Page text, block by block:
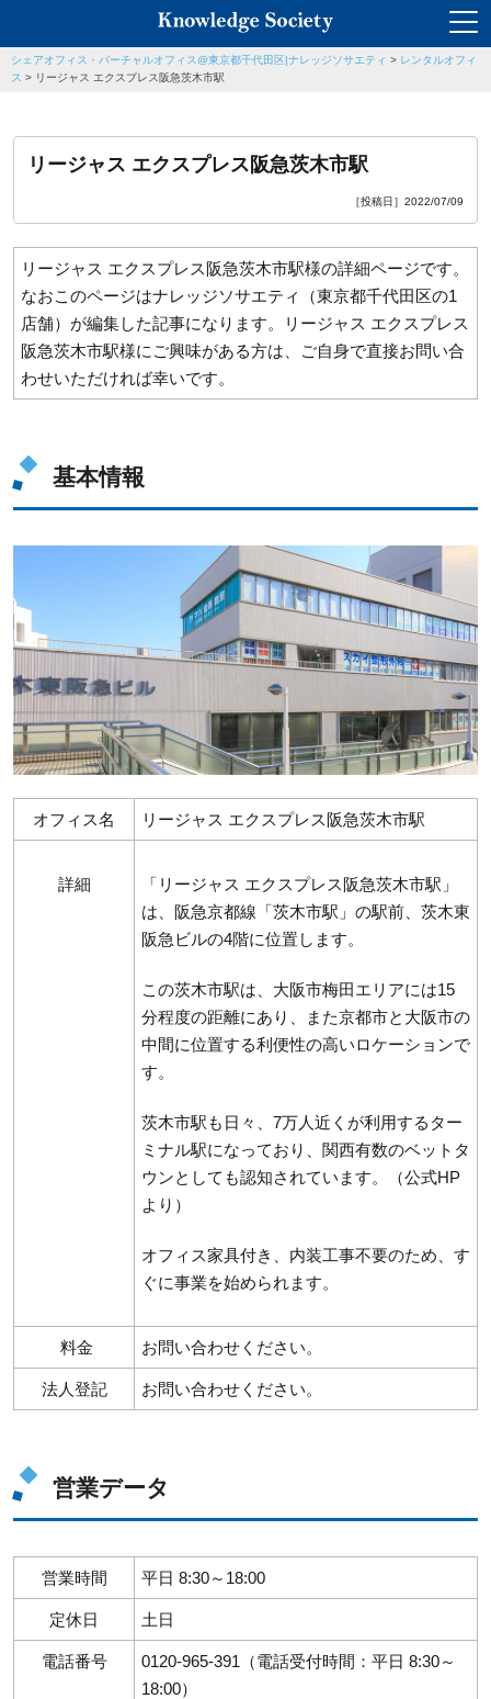
シェアオフィス・バーチャルオフィス@東京都千代田区|ナレッジソサエティ > レンタルオフィ
ス > リージャス エクスプレス阪急茨木市駅
リージャス エクスプレス阪急茨木市駅
［投稿日］2022/07/09
リージャス エクスプレス阪急茨木市駅様の詳細ページです。
なおこのページはナレッジソサエティ（東京都千代田区の1
店舗）が編集した記事になります。リージャス エクスプレス
阪急茨木市駅様にご興味がある方は、ご自身で直接お問い合
わせいただければ幸いです。
基本情報
オフィス名 リージャス エクスプレス阪急茨木市駅
詳細
「リージャス エクスプレス阪急茨木市駅」
は、阪急京都線「茨木市駅」の駅前、茨木東
阪急ビルの4階に位置します。
この茨木市駅は、大阪市梅田エリアには15
分程度の距離にあり、また京都市と大阪市の
中間に位置する利便性の高いロケーションで
す。
茨木市駅も日々、7万人近くが利用するター
ミナル駅になっており、関西有数のベットタ
ウンとしても認知されています。（公式HP
より）
オフィス家具付き、内装工事不要のため、す
ぐに事業を始められます。
料金 お問い合わせください。
法人登記 お問い合わせください。
営業データ
営業時間 平日 8:30～18:00
定休日 土日
電話番号
0120-965-391（電話受付時間：平日 8:30～
18:00）